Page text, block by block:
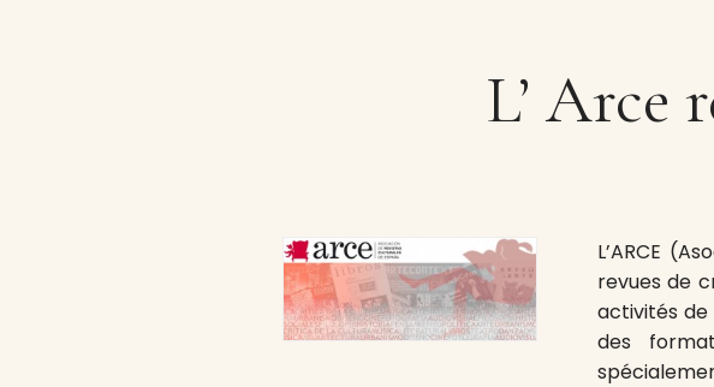
L’ Arce
L’ARCE
revues de
activités de
des